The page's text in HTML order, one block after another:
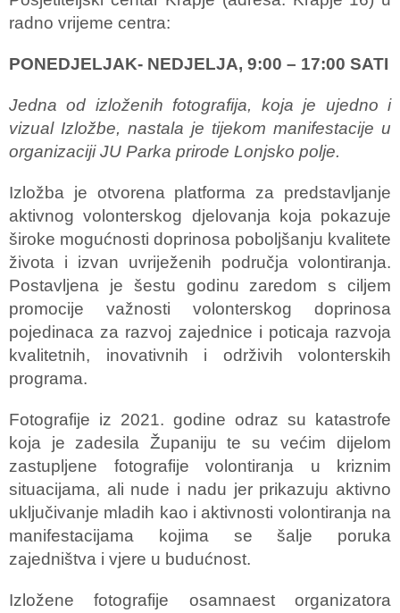
radno vrijeme centra:
PONEDJELJAK- NEDJELJA, 9:00 – 17:00 SATI
Jedna od izloženih fotografija, koja je ujedno i
vizual Izložbe, nastala je tijekom manifestacije u
organizaciji JU Parka prirode Lonjsko polje.
Izložba je otvorena platforma za predstavljanje
aktivnog volonterskog djelovanja koja pokazuje
široke mogućnosti doprinosa poboljšanju kvalitete
života i izvan uvriježenih područja volontiranja.
Postavljena je šestu godinu zaredom s ciljem
promocije važnosti volonterskog doprinosa
pojedinaca za razvoj zajednice i poticaja razvoja
kvalitetnih, inovativnih i održivih volonterskih
programa.
Fotografije iz 2021. godine odraz su katastrofe
koja je zadesila Županiju te su većim dijelom
zastupljene fotografije volontiranja u kriznim
situacijama, ali nude i nadu jer prikazuju aktivno
uključivanje mladih kao i aktivnosti volontiranja na
manifestacijama kojima se šalje poruka
zajedništva i vjere u budućnost.
Izložene fotografije osamnaest organizatora